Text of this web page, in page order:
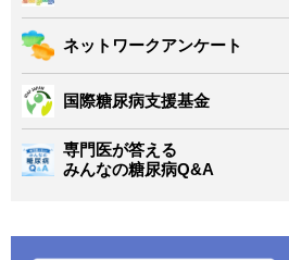
ネットワークアンケート
国際糖尿病支援基金
専門医が答える
みんなの糖尿病Q&A